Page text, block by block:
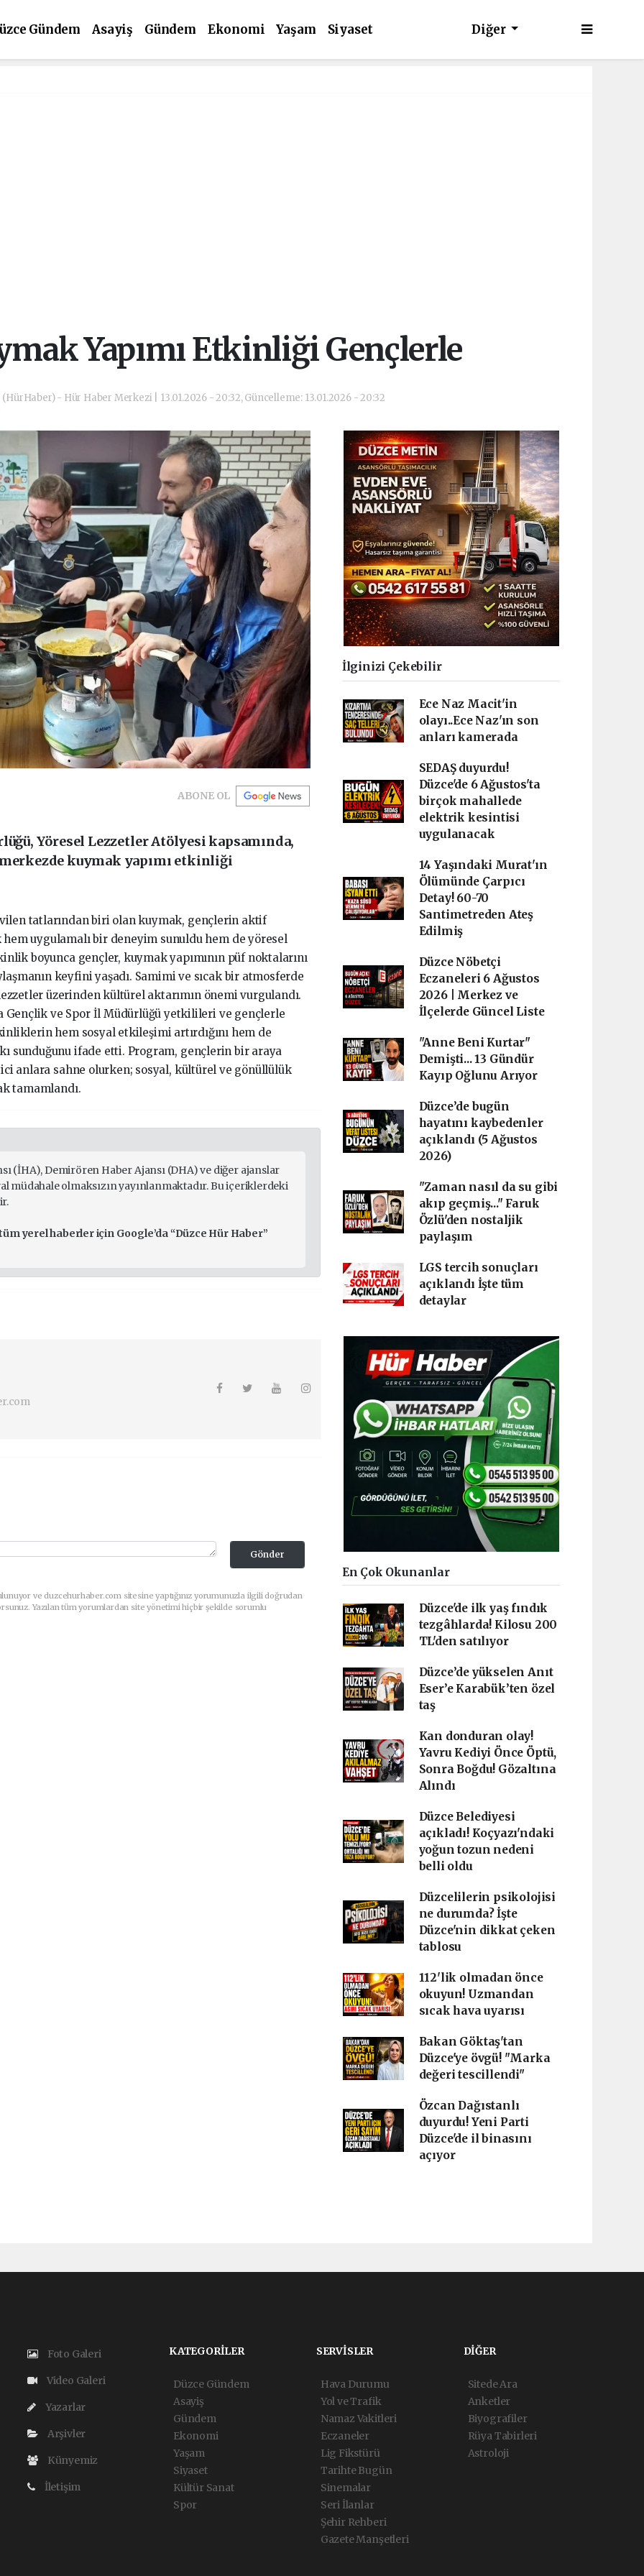
Gündem Asayiş Gündem Ekonomi Yaşam
Siyaset
Diğer
Yapımı Etkinliği Gençlerle
(HürHaber) - Hür Haber Merkezi | 13.01.2026 - 20:32, Güncelleme: 13.01.2026 - 20:32
ABONE OL
Yöresel Lezzetler Atölyesi kapsamında,
kuymak yapımı etkinliği
tatlarından biri olan kuymak, gençlerin aktif
hem uygulamalı bir deneyim sunuldu hem de yöresel
boyunca gençler, kuymak yapımının püf noktalarını
keyfini yaşadı. Samimi ve sıcak bir atmosferde
üzerinden kültürel aktarımın önemi vurgulandı.
Gençlik ve Spor İl Müdürlüğü yetkilileri ve gençlerle
hem sosyal etkileşimi artırdığını hem de
sunduğunu ifade etti. Program, gençlerin bir araya
anlara sahne olurken; sosyal, kültürel ve gönüllülük
tamamlandı.
(İHA), Demirören Haber Ajansı (DHA) ve diğer ajanslar
müdahale olmaksızın yayınlanmaktadır. Bu içeriklerdeki
yerel haberler için Google’da “Düzce Hür Haber”
Gönder
ve duzcehurhaber.com sitesine yaptığınız yorumunuzla ilgili doğrudan
Yazılan tüm yorumlardan site yönetimi hiçbir şekilde sorumlu
İlginizi Çekebilir
Ece Naz Macit'in
olayı..Ece Naz'ın son
anları kamerada
SEDAŞ duyurdu!
Düzce'de 6 Ağustos'ta
birçok mahallede
elektrik kesintisi
uygulanacak
14 Yaşındaki Murat'ın
Ölümünde Çarpıcı
Detay! 60-70
Santimetreden Ateş
Edilmiş
Düzce Nöbetçi
Eczaneleri 6 Ağustos
2026 | Merkez ve
İlçelerde Güncel Liste
"Anne Beni Kurtar"
Demişti... 13 Gündür
Kayıp Oğlunu Arıyor
Düzce’de bugün
hayatını kaybedenler
açıklandı (5 Ağustos
2026)
"Zaman nasıl da su gibi
akıp geçmiş..." Faruk
Özlü'den nostaljik
paylaşım
LGS tercih sonuçları
açıklandı İşte tüm
detaylar
En Çok Okunanlar
Düzce'de ilk yaş fındık
tezgâhlarda! Kilosu 200
TL'den satılıyor
Düzce’de yükselen Anıt
Eser’e Karabük’ten özel
taş
Kan donduran olay!
Yavru Kediyi Önce Öptü,
Sonra Boğdu! Gözaltına
Alındı
Düzce Belediyesi
açıkladı! Koçyazı'ndaki
yoğun tozun nedeni
belli oldu
Düzcelilerin psikolojisi
ne durumda? İşte
Düzce'nin dikkat çeken
tablosu
112'lik olmadan önce
okuyun! Uzmandan
sıcak hava uyarısı
Bakan Göktaş'tan
Düzce'ye övgü! "Marka
değeri tescillendi"
Özcan Dağıstanlı
duyurdu! Yeni Parti
Düzce'de il binasını
açıyor
Foto Galeri
Video Galeri
Yazarlar
Arşivler
Künyemiz
İletişim
KATEGORİLER
Düzce Gündem
Asayiş
Gündem
Ekonomi
Yaşam
Siyaset
Kültür Sanat
Spor
SERVİSLER
Hava Durumu
Yol ve Trafik
Namaz Vakitleri
Eczaneler
Lig Fikstürü
Tarihte Bugün
Sinemalar
Seri İlanlar
Şehir Rehberi
Gazete Manşetleri
DİĞER
Sitede Ara
Anketler
Biyografiler
Rüya Tabirleri
Astroloji